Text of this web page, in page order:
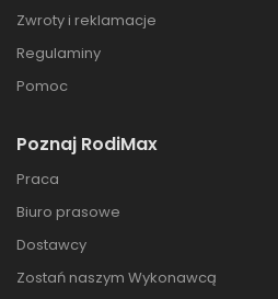
Zwroty i reklamacje
Regulaminy
Pomoc
Poznaj RodiMax
Praca
Biuro prasowe
Dostawcy
Zostań naszym Wykonawcą